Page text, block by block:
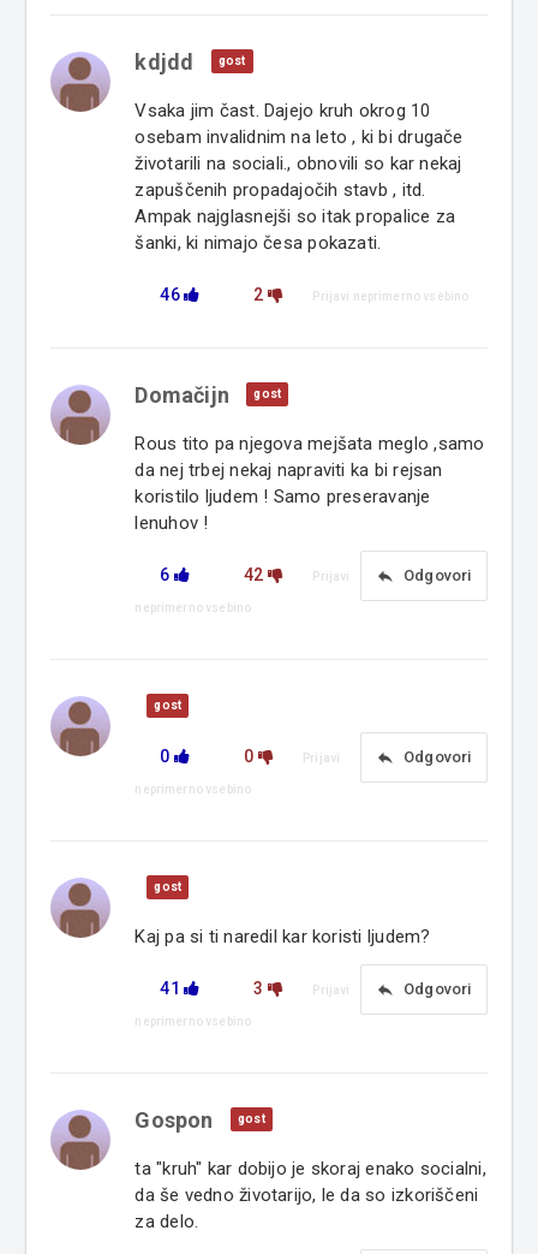
kdjdd gost
Vsaka jim čast. Dajejo kruh okrog 10
osebam invalidnim na leto , ki bi drugače
životarili na sociali., obnovili so kar nekaj
zapuščenih propadajočih stavb , itd.
Ampak najglasnejši so itak propalice za
šanki, ki nimajo česa pokazati.
46 2 Prijavi neprimerno vsebino
Domačijn gost
Rous tito pa njegova mejšata meglo ,samo
da nej trbej nekaj napraviti ka bi rejsan
koristilo ljudem ! Samo preseravanje
lenuhov !
6 42 reply Odgovori
Prijavi
neprimerno vsebino
gost
0 0 reply Odgovori
Prijavi
neprimerno vsebino
gost
Kaj pa si ti naredil kar koristi ljudem?
41 3 reply Odgovori
Prijavi
neprimerno vsebino
Gospon gost
ta "kruh" kar dobijo je skoraj enako socialni,
da še vedno životarijo, le da so izkoriščeni
za delo.